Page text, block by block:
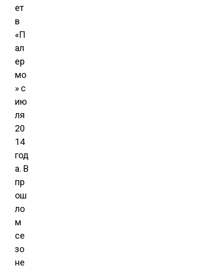
ет
в
«П
ал
ер
мо
» с
ию
ля
20
14
год
а. В
пр
ош
ло
м
се
зо
не